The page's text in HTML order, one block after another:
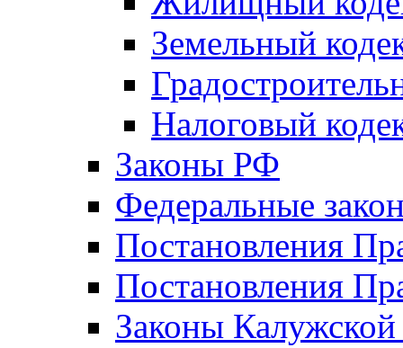
Земельный
Налоговый
Законы РФ
Федеральные
Постановления
Постановления
Законы Калужской